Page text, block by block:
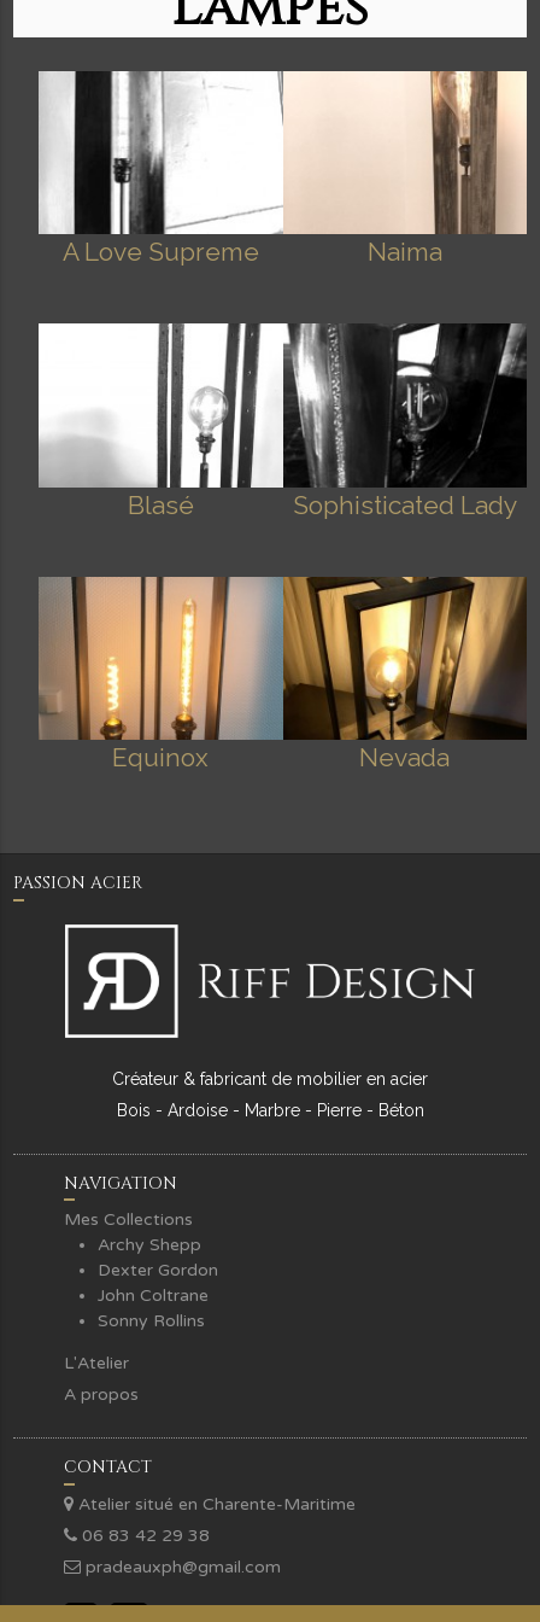
A Love Supreme Naima
Blasé Sophisticated Lady
Equinox Nevada
PASSION ACIER
Créateur & fabricant de mobilier en acier
Bois - Ardoise - Marbre - Pierre - Béton
NAVIGATION
Mes Collections
Archy Shepp
Dexter Gordon
John Coltrane
Sonny Rollins
L'Atelier
A propos
CONTACT
Atelier situé en Charente-Maritime
06 83 42 29 38
pradeauxph@gmail.com